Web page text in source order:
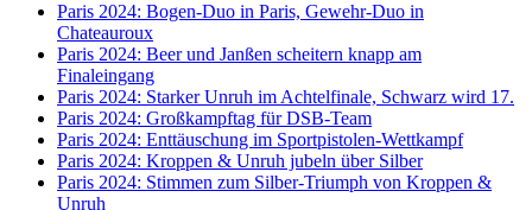
Paris 2024: Bogen-Duo in Paris, Gewehr-Duo in
Chateauroux
Paris 2024: Beer und Janßen scheitern knapp am
Finaleingang
Paris 2024: Starker Unruh im Achtelfinale, Schwarz wird 17.
Paris 2024: Großkampftag für DSB-Team
Paris 2024: Enttäuschung im Sportpistolen-Wettkampf
Paris 2024: Kroppen & Unruh jubeln über Silber
Paris 2024: Stimmen zum Silber-Triumph von Kroppen &
Unruh